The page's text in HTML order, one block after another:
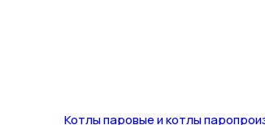
Котлы паровые и котлы